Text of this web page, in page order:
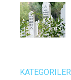
KATEGORILER